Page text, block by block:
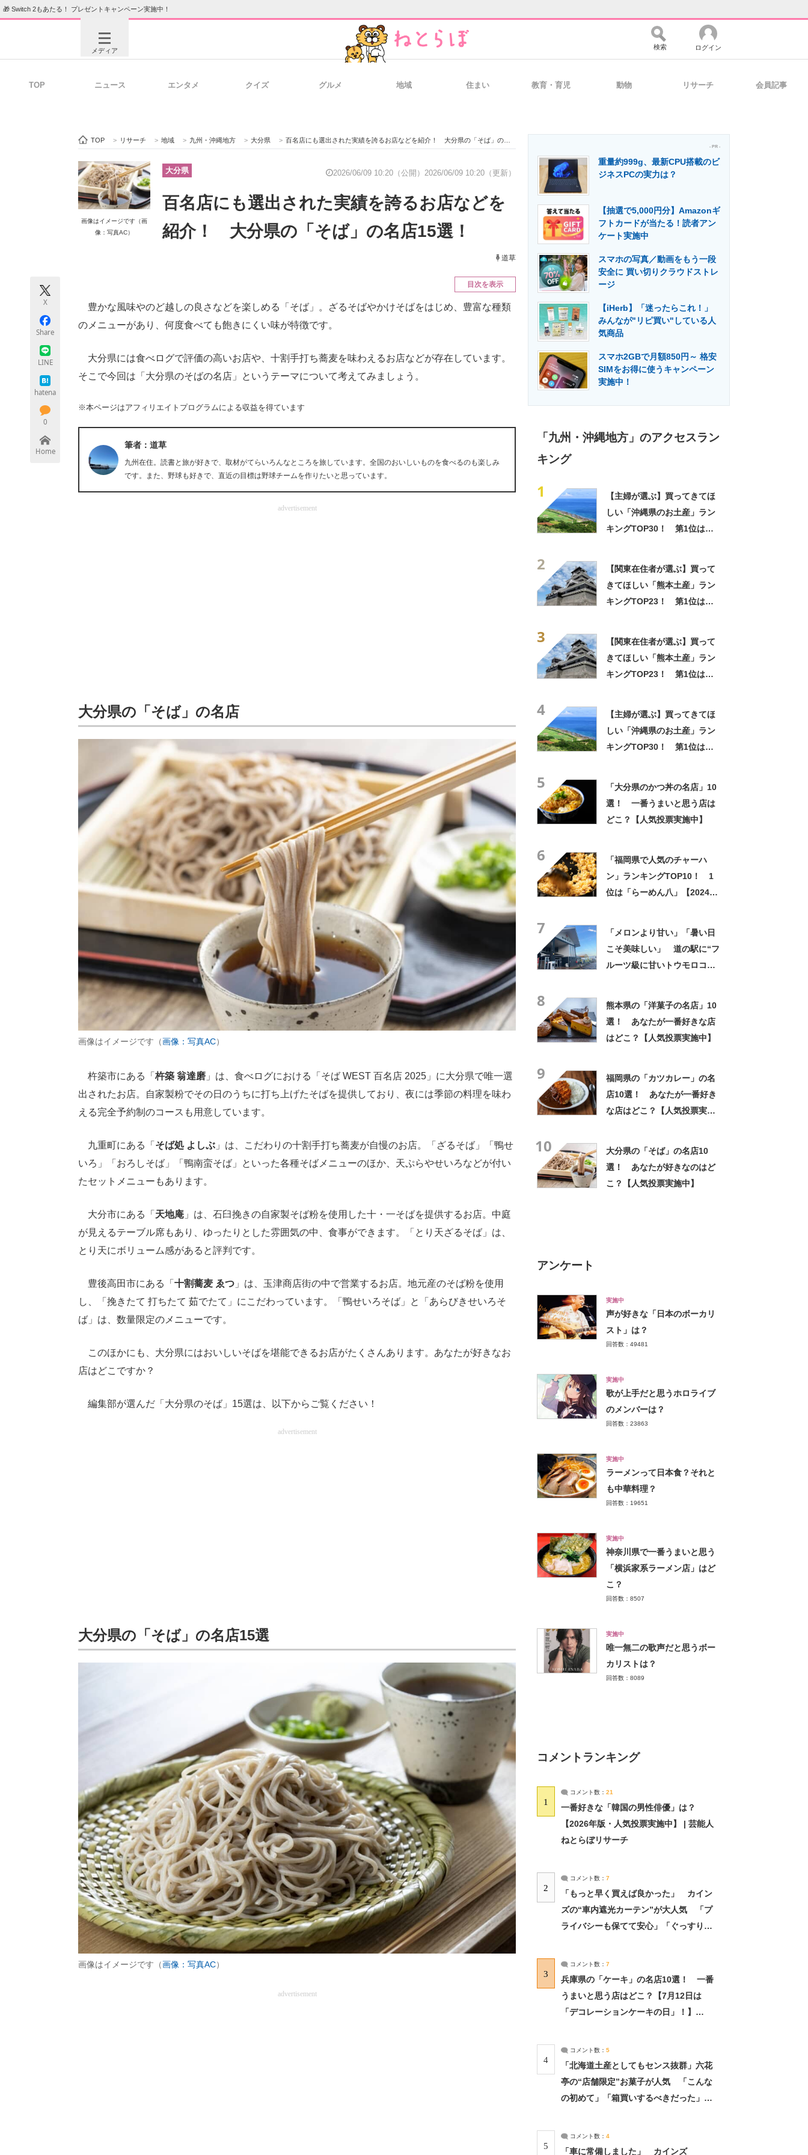
🎁 Switch 2もあたる！ プレゼントキャンペーン実施中！
メディア
ビジネスと働き方のヒント 経営リーダーのコミュニティ マーケ×ITの今がよく分かる
ITエンジニア向け専門サイト 企業向けIT製品の総合サイト IT製品の技術・比較・事例 製造業のIT導入・活用を支援
エネルギーの専門メディア 建設×テクノロジーの最前線
検索 ログイン
TOP ニュース エンタメ クイズ グルメ 地域 住まい 教育・育児 動物 リサーチ 会員記事
TOP > リサーチ > 地域 > 九州・沖縄地方 > 大分県 > 百名店にも選出された実績を誇るお店などを紹介！ 大分県の「そば」の名店15選！
画像はイメージです（画
像：写真AC）
大分県 2026/06/09 10:20（公開） 2026/06/09 10:20（更新）
百名店にも選出された実績を誇るお店などを
紹介！ 大分県の「そば」の名店15選！
道草
X
Share
LINE
hatena
0
Home
目次を表示
豊かな風味やのど越しの良さなどを楽しめる「そば」。ざるそばやかけそばをはじめ、豊富な種類
のメニューがあり、何度食べても飽きにくい味が特徴です。
大分県には食べログで評価の高いお店や、十割手打ち蕎麦を味わえるお店などが存在しています。
そこで今回は「大分県のそばの名店」というテーマについて考えてみましょう。
※本ページはアフィリエイトプログラムによる収益を得ています
筆者：道草
九州在住。読書と旅が好きで、取材がてらいろんなところを旅しています。全国のおいしいものを食べるのも楽しみ
です。また、野球も好きで、直近の目標は野球チームを作りたいと思っています。
advertisement
大分県の「そば」の名店
画像はイメージです（画像：写真AC）
杵築市にある「 杵築 翁達磨 」は、食べログにおける「そば WEST 百名店 2025」に大分県で唯一選
出されたお店。自家製粉でその日のうちに打ち上げたそばを提供しており、夜には季節の料理を味わ
える完全予約制のコースも用意しています。
九重町にある「 そば処 よしぶ 」は、こだわりの十割手打ち蕎麦が自慢のお店。「ざるそば」「鴨せ
いろ」「おろしそば」「鴨南蛮そば」といった各種そばメニューのほか、天ぷらやせいろなどが付い
たセットメニューもあります。
大分市にある「 天地庵 」は、石臼挽きの自家製そば粉を使用した十・一そばを提供するお店。中庭
が見えるテーブル席もあり、ゆったりとした雰囲気の中、食事ができます。「とり天ざるそば」は、
とり天にボリューム感があると評判です。
豊後高田市にある「 十割蕎麦 ゑつ 」は、玉津商店街の中で営業するお店。地元産のそば粉を使用
し、「挽きたて 打ちたて 茹でたて」にこだわっています。「鴨せいろそば」と「あらびきせいろそ
ば」は、数量限定のメニューです。
このほかにも、大分県にはおいしいそばを堪能できるお店がたくさんあります。あなたが好きなお
店はどこですか？
編集部が選んだ「大分県のそば」15選は、以下からご覧ください！
advertisement
大分県の「そば」の名店15選
画像はイメージです（画像：写真AC）
advertisement
- PR -
重量約999g、最新CPU搭載のビ
ジネスPCの実力は？
【抽選で5,000円分】Amazonギ
フトカードが当たる！読者アン
ケート実施中
スマホの写真／動画をもう一段
安全に 買い切りクラウドストレ
ージ
【iHerb】「迷ったらこれ！」
みんなが"リピ買い"している人
気商品
スマホ2GBで月額850円～ 格安
SIMをお得に使うキャンペーン
実施中！
「九州・沖縄地方」のアクセスラン
キング
1
【主婦が選ぶ】買ってきてほ
しい「沖縄県のお土産」ラン
キングTOP30！ 第1位は
2
【関東在住者が選ぶ】買って
きてほしい「熊本土産」ラン
キングTOP23！ 第1位は
3
【関東在住者が選ぶ】買って
きてほしい「熊本土産」ラン
キングTOP23！ 第1位は
4
【主婦が選ぶ】買ってきてほ
しい「沖縄県のお土産」ラン
キングTOP30！ 第1位は
5
「大分県のかつ丼の名店」10
選！ 一番うまいと思う店は
どこ？【人気投票実施中】
6
「福岡県で人気のチャーハ
ン」ランキングTOP10！ 1
位は「らーめん八」【2024年
7
「メロンより甘い」「暑い日
こそ美味しい」 道の駅に“フ
ルーツ級に甘いトウモロコ
8
熊本県の「洋菓子の名店」10
選！ あなたが一番好きな店
はどこ？【人気投票実施中】
9
福岡県の「カツカレー」の名
店10選！ あなたが一番好き
な店はどこ？【人気投票実施
10
大分県の「そば」の名店10
選！ あなたが好きなのはど
こ？【人気投票実施中】
アンケート
実施中
声が好きな「日本のボーカリ
スト」は？
回答数：49481
実施中
歌が上手だと思うホロライブ
のメンバーは？
回答数：23863
実施中
ラーメンって日本食？それと
も中華料理？
回答数：19651
実施中
神奈川県で一番うまいと思う
「横浜家系ラーメン店」はど
こ？
回答数：8507
実施中
唯一無二の歌声だと思うボー
カリストは？
回答数：8089
コメントランキング
1
コメント数： 21
一番好きな「韓国の男性俳優」は？
【2026年版・人気投票実施中】 | 芸能人
ねとらぼリサーチ
2
コメント数： 7
「もっと早く買えば良かった」 カイン
ズの“車内遮光カーテン”が大人気 「プ
ライバシーも保てて安心」「ぐっすり眠
3
コメント数： 7
兵庫県の「ケーキ」の名店10選！ 一番
うまいと思う店はどこ？【7月12日は
「デコレーションケーキの日」！】
4
コメント数： 5
「北海道土産としてもセンス抜群」六花
亭の“店舗限定”お菓子が人気 「こんな
の初めて」「箱買いするべきだった」
5
コメント数： 4
「車に常備しました」 カインズ